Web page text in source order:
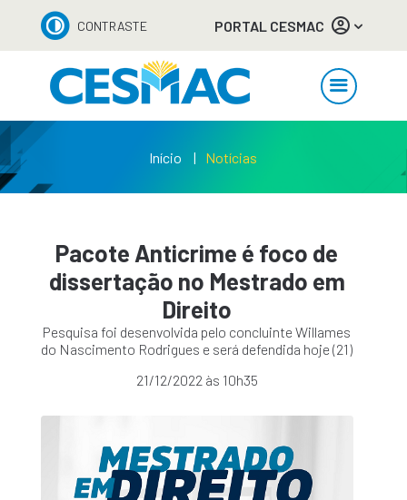
CONTRASTE PORTAL CESMAC
Início Notícias
Pacote Anticrime é foco de
dissertação no Mestrado em
Direito
Pesquisa foi desenvolvida pelo concluinte Willames
do Nascimento Rodrigues e será defendida hoje (21)
21/12/2022 às 10h35